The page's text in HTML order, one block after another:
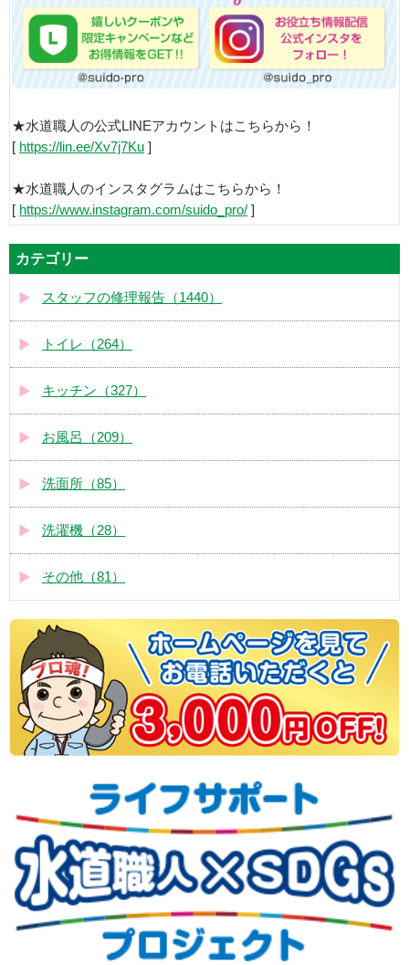
★水道職人の公式LINEアカウントはこちらから！
[ https://lin.ee/Xv7j7Ku ]
★水道職人のインスタグラムはこちらから！
[ https://www.instagram.com/suido_pro/ ]
カテゴリー
スタッフの修理報告（1440）
トイレ（264）
キッチン（327）
お風呂（209）
洗面所（85）
洗濯機（28）
その他（81）